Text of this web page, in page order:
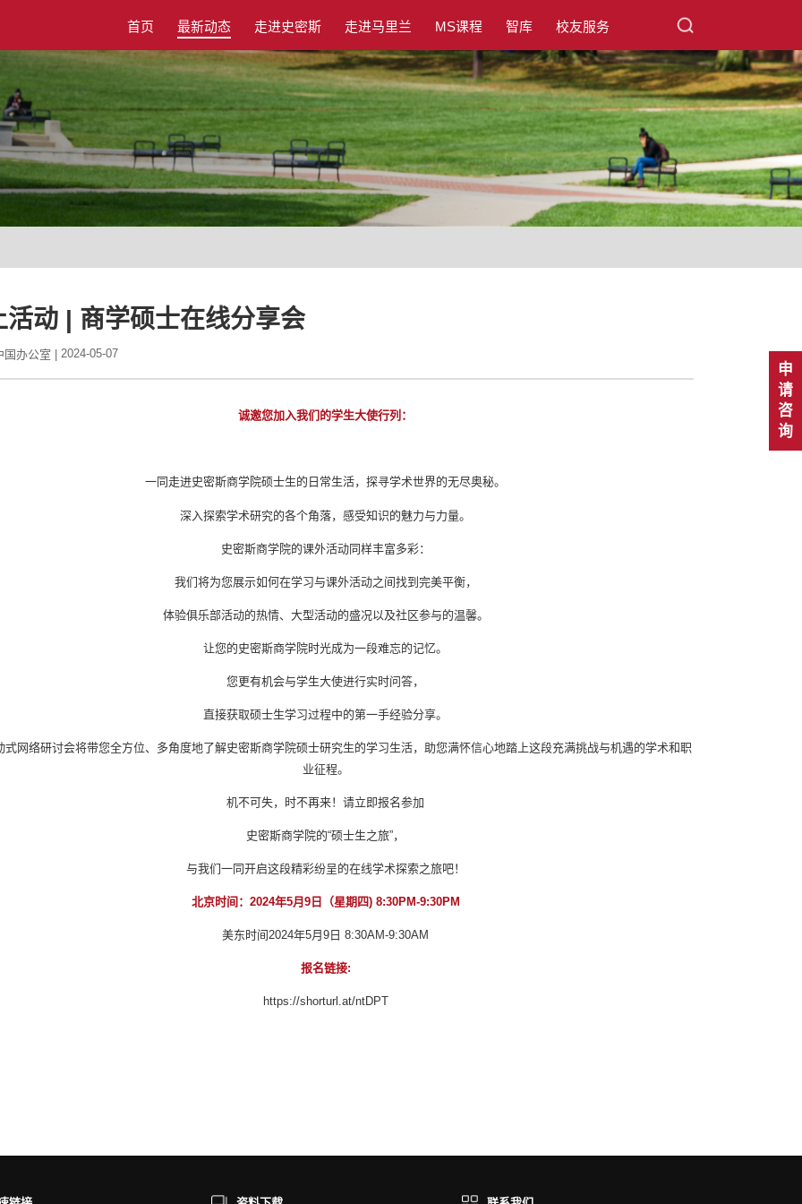
申
请
咨
询
首页 最新动态 走进史密斯 走进马里兰 MS课程 智库 校友服务
活动 | 商学硕士在线分享会
国办公室 |2024-05-07
诚邀您加入我们的学生大使行列：
一同走进史密斯商学院硕士生的日常生活，探寻学术世界的无尽奥秘。
深入探索学术研究的各个角落，感受知识的魅力与力量。
史密斯商学院的课外活动同样丰富多彩：
我们将为您展示如何在学习与课外活动之间找到完美平衡，
体验俱乐部活动的热情、大型活动的盛况以及社区参与的温馨。
让您的史密斯商学院时光成为一段难忘的记忆。
您更有机会与学生大使进行实时问答，
直接获取硕士生学习过程中的第一手经验分享。
式网络研讨会将带您全方位、多角度地了解史密斯商学院硕士研究生的学习生活，助您满怀信心地踏上这段充满挑战与机遇的学术和职
业征程。
机不可失，时不再来！请立即报名参加
史密斯商学院的“硕士生之旅”，
与我们一同开启这段精彩纷呈的在线学术探索之旅吧！
北京时间：2024年5月9日（星期四) 8:30PM-9:30PM
美东时间2024年5月9日 8:30AM-9:30AM
报名链接:
https://shorturl.at/ntDPT